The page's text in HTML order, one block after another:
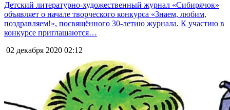
Детский литературно-художественный журнал «Сибирячок»
объявляет о начале творческого конкурса «Знаем, любим,
поздравляем!», посвящённого 30-летию журнала. К участию в
конкурсе приглашаются…
02 декабря 2020 02:12